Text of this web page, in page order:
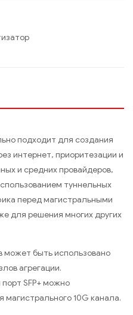
подходит для создания
интернет, приоритезации и
и средних провайдеров,
туннельных
перед магистральными
для решения многих других
может быть использовано
агрегации.
SFP+ можно
10G канала.